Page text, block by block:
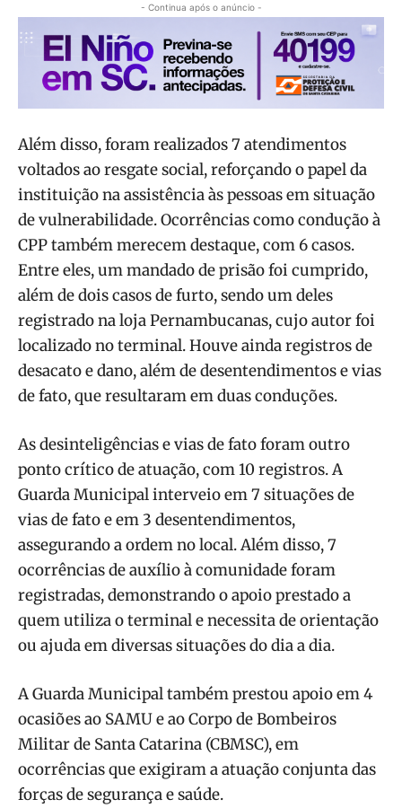
- Continua após o anúncio -
Além disso, foram realizados 7 atendimentos
voltados ao resgate social, reforçando o papel da
instituição na assistência às pessoas em situação
de vulnerabilidade. Ocorrências como condução à
CPP também merecem destaque, com 6 casos.
Entre eles, um mandado de prisão foi cumprido,
além de dois casos de furto, sendo um deles
registrado na loja Pernambucanas, cujo autor foi
localizado no terminal. Houve ainda registros de
desacato e dano, além de desentendimentos e vias
de fato, que resultaram em duas conduções.
As desinteligências e vias de fato foram outro
ponto crítico de atuação, com 10 registros. A
Guarda Municipal interveio em 7 situações de
vias de fato e em 3 desentendimentos,
assegurando a ordem no local. Além disso, 7
ocorrências de auxílio à comunidade foram
registradas, demonstrando o apoio prestado a
quem utiliza o terminal e necessita de orientação
ou ajuda em diversas situações do dia a dia.
A Guarda Municipal também prestou apoio em 4
ocasiões ao SAMU e ao Corpo de Bombeiros
Militar de Santa Catarina (CBMSC), em
ocorrências que exigiram a atuação conjunta das
forças de segurança e saúde.